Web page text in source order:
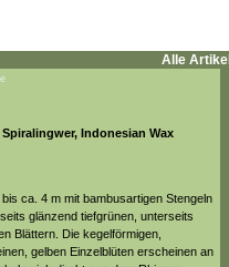
Alle Artikel
Indonesian Wax
ca. 4 m mit bambusartigen Stengeln
glänzend tiefgrünen, unterseits
Blättern. Die kegelförmigen,
gelben Einzelblüten erscheinen an